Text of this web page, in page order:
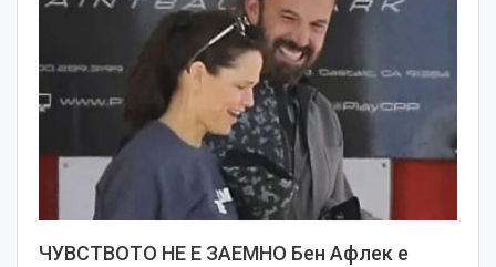
ЧУВСТВОТО НЕ Е ЗАЕМНО Бен Афлек е